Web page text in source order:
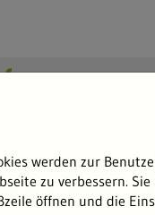
werden zur
zu verbessern.
öffnen und die